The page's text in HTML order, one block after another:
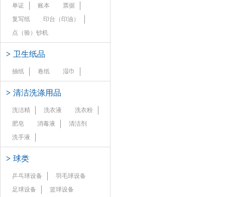
单证 账本
票据
复写纸
印台（印油）
点（验）钞机
> 卫生纸品
抽纸 卷纸 湿巾
> 清洁洗涤用品
洗洁精 洗衣液
洗衣粉
肥皂
消毒液
清洁剂
洗手液
> 球类
乒乓球设备
羽毛球设备
足球设备
篮球设备